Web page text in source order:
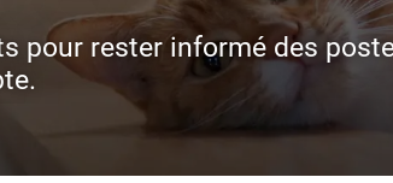
pour rester informé des